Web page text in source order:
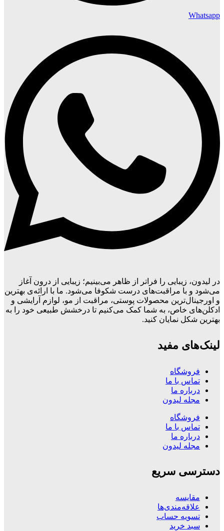
Whatsapp
در لیدون، زیبایی را فراتر از ظاهر می‌بینیم؛ زیبایی از درون آغاز
می‌شود و با مراقبت‌های درست شکوفا می‌شود. ما با ارائه‌ی بهترین
و اورجینال‌ترین محصولات پوستی، مراقبت از مو، لوازم آرایشی و
ادکلن‌های خاص، به شما کمک می‌کنیم تا درخشش طبیعی خود را به
بهترین شکل نمایان کنید.
لینک‌های مفید
فروشگاه
تماس با ما
درباره ما
مجله لیدون
فروشگاه
تماس با ما
درباره ما
مجله لیدون
دسترسی سریع
مقایسه
علاقه‌مندی‌ها
تسویه حساب
سبد خرید